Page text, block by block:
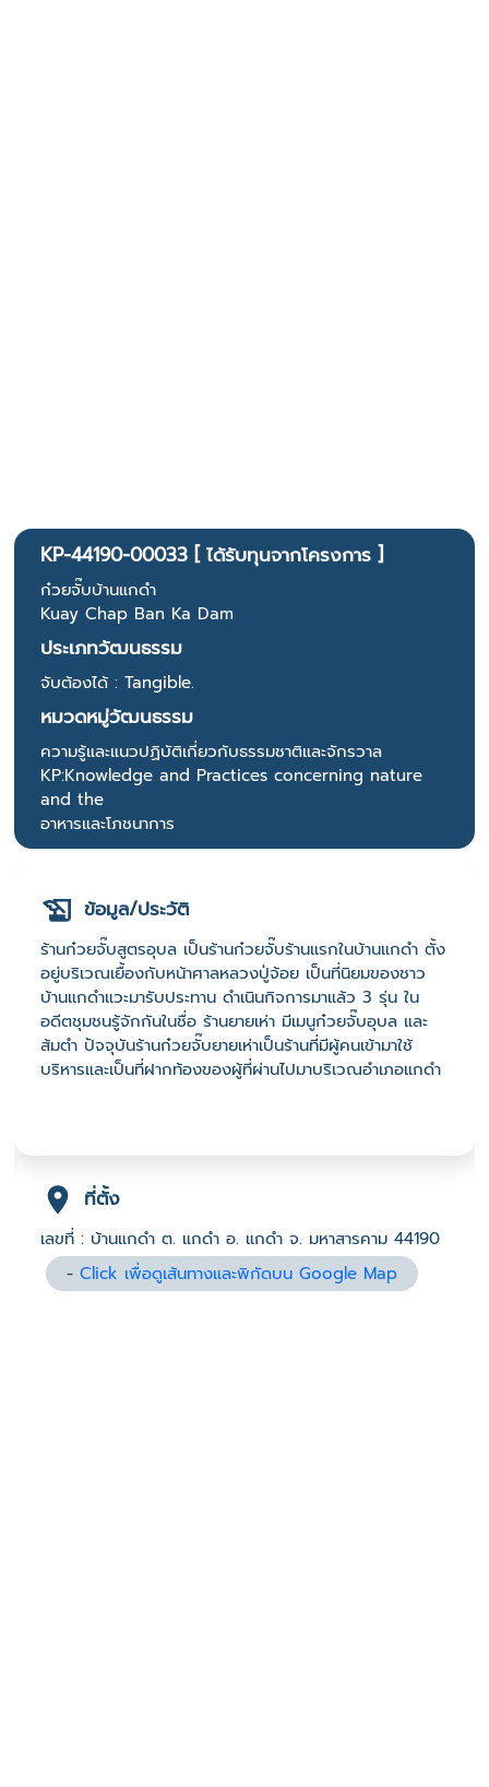
KP-44190-00033 [ ได้รับทุนจากโครงการ ]
ก๋วยจั๊บบ้านแกดำ
Kuay Chap Ban Ka Dam
ประเภทวัฒนธรรม
จับต้องได้ : Tangible.
หมวดหมู่วัฒนธรรม
ความรู้และแนวปฏิบัติเกี่ยวกับธรรมชาติและจักรวาล
KP:Knowledge and Practices concerning nature
and the
อาหารและโภชนาการ
ข้อมูล/ประวัติ
ร้านก๋วยจั๊บสูตรอุบล เป็นร้านก๋วยจั๊บร้านแรกในบ้านแกดำ ตั้ง
อยู่บริเวณเยื้องกับหน้าศาลหลวงปู่จ้อย เป็นที่นิยมของชาว
บ้านแกดำแวะมารับประทาน ดำเนินกิจการมาแล้ว 3 รุ่น ใน
อดีตชุมชนรู้จักกันในชื่อ ร้านยายเห่า มีเมนูก๋วยจั๊บอุบล และ
ส้มตำ ปัจจุบันร้านก๋วยจั๊บยายเห่าเป็นร้านที่มีผู้คนเข้ามาใช้
บริหารและเป็นที่ฝากท้องของผู้ที่ผ่านไปมาบริเวณอำเภอแกดำ
ที่ตั้ง
เลขที่ : บ้านแกดำ ต. แกดำ อ. แกดำ จ. มหาสารคาม 44190
-Click เพื่อดูเส้นทางและพิกัดบน Google Map